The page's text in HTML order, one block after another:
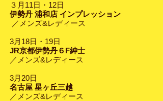
３月11日・12日
伊勢丹 浦和店 インプレッション
／メンズ&レディース
3月18日・19日
JR京都伊勢丹６F紳士
／メンズ&レディース
3月20日
名古屋 星ヶ丘三越
／メンズ&レディース